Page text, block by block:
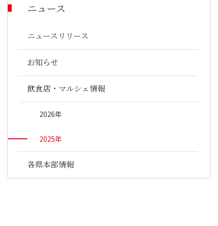
ニュース
ニュースリリース
お知らせ
飲食店・マルシェ情報
2026年
2025年
各県本部情報